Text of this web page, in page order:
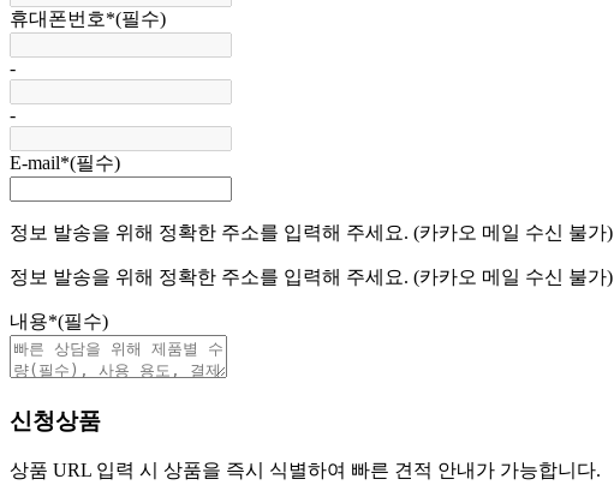
휴대폰번호*(필수)
-
-
E-mail*(필수)
정보 발송을 위해 정확한 주소를 입력해 주세요. (카카오 메일 수신 불가)
정보 발송을 위해 정확한 주소를 입력해 주세요. (카카오 메일 수신 불가)
내용*(필수)
신청상품
상품 URL 입력 시 상품을 즉시 식별하여 빠른 견적 안내가 가능합니다.